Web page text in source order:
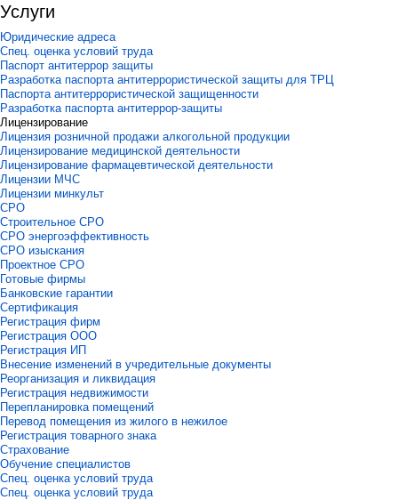
Услуги
Юридические адреса
Спец. оценка условий труда
Паспорт антитеррор защиты
Разработка паспорта антитеррористической защиты для ТРЦ
Паспорта антитеррористической защищенности
Разработка паспорта антитеррор-защиты
Лицензирование
Лицензия розничной продажи алкогольной продукции
Лицензирование медицинской деятельности
Лицензирование фармацевтической деятельности
Лицензии МЧС
Лицензии минкульт
СРО
Строительное СРО
СРО энергоэффективность
СРО изыскания
Проектное СРО
Готовые фирмы
Банковские гарантии
Сертификация
Регистрация фирм
Регистрация ООО
Регистрация ИП
Внесение изменений в учредительные документы
Реорганизация и ликвидация
Регистрация недвижимости
Перепланировка помещений
Перевод помещения из жилого в нежилое
Регистрация товарного знака
Страхование
Обучение специалистов
Спец. оценка условий труда
Спец. оценка условий труда